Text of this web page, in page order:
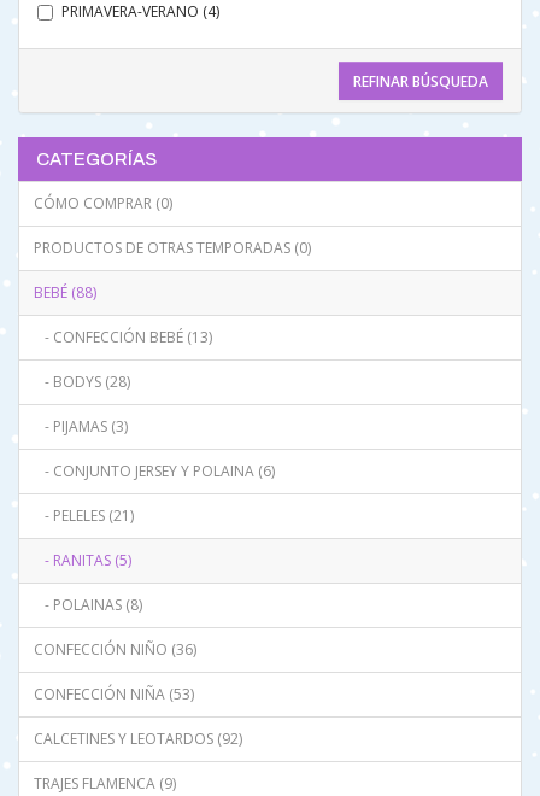
PRIMAVERA-VERANO (4)
REFINAR BÚSQUEDA
CATEGORÍAS
CÓMO COMPRAR (0)
PRODUCTOS DE OTRAS TEMPORADAS (0)
BEBÉ (88)
- CONFECCIÓN BEBÉ (13)
- BODYS (28)
- PIJAMAS (3)
- CONJUNTO JERSEY Y POLAINA (6)
- PELELES (21)
- RANITAS (5)
- POLAINAS (8)
CONFECCIÓN NIÑO (36)
CONFECCIÓN NIÑA (53)
CALCETINES Y LEOTARDOS (92)
TRAJES FLAMENCA (9)